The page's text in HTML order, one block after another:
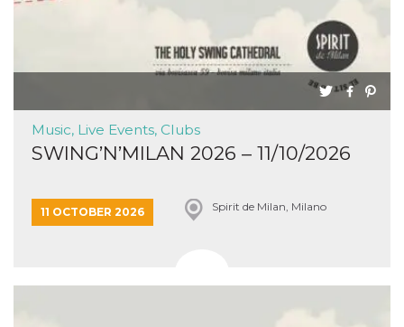
Music, Live Events, Clubs
SWING’N’MILAN 2026 – 11/10/2026
11 OCTOBER 2026 Spirit de Milan, Milano